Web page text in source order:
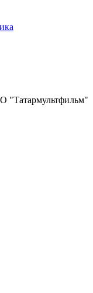
"Татармультфильм"